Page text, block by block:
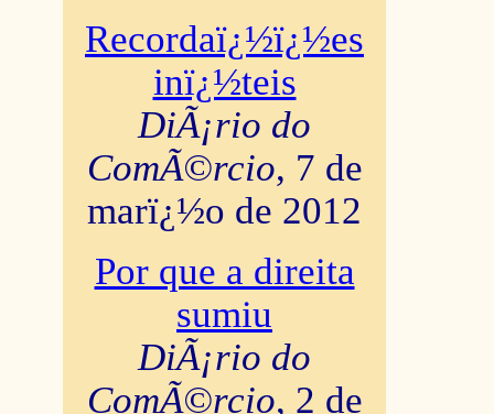
Recordaï¿½ï¿½es
inï¿½teis
DiÃ¡rio do
ComÃ©rcio, 7 de
marï¿½o de 2012
Por que a direita
sumiu
DiÃ¡rio do
ComÃ©rcio, 2 de